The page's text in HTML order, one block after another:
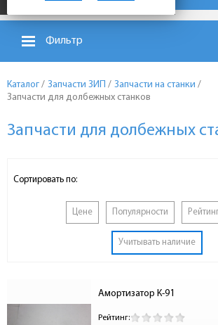
Фильтр
Каталог / Запчасти ЗИП / Запчасти на станки /
Запчасти для долбежных станков
Запчасти для долбежных
Сортировать по:
Цене Популярности
Учитывать наличие
Амортизатор К-91
Рейтинг: